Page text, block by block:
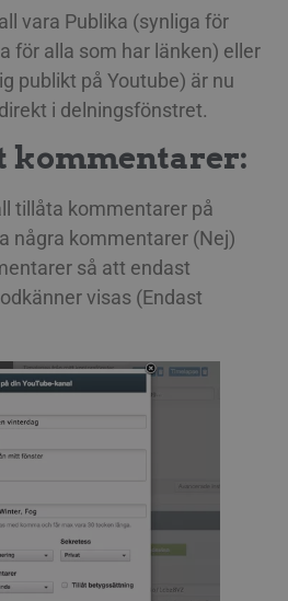
vara Publika (synliga för
för alla som har länken) eller
publikt på Youtube) är nu
i delningsfönstret.
kommentarer:
tillåta kommentarer på
några kommentarer (Nej)
så att endast
visas (Endast